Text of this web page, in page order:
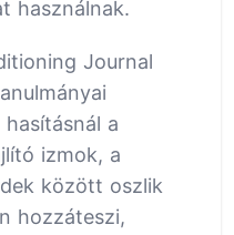
használnak.
Journal
a
izmok, a
között oszlik
hozzáteszi,